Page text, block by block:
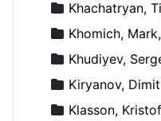
Khachatryan,
Khomich,
Khudiyev,
Kiryanov,
Klasson,